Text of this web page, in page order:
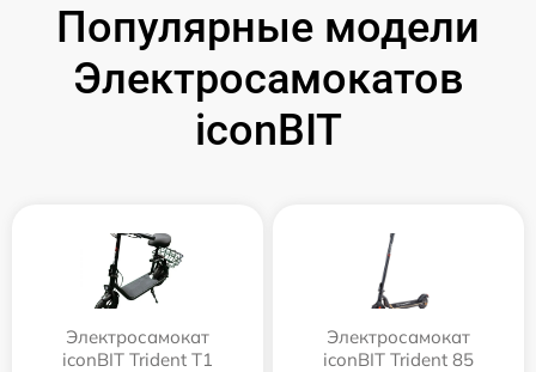
Популярные модели
Электросамокатов
iconBIT
Электросамокат
iconBIT Trident T1
Электросамокат
iconBIT Trident 85